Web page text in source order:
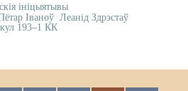
ініцыятывы
Іваноў Леанід Здрэстаў
193–1 КК